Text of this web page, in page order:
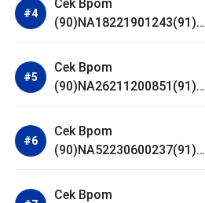
Cek Bpom
(90)NA18221901243(91)25
Serum
Cek Bpom
(90)NA26211200851(91)24
Madagascar Centella
Ampoule Foam
Cek Bpom
(90)NA52230600237(91)09
De Parfum
Cek Bpom